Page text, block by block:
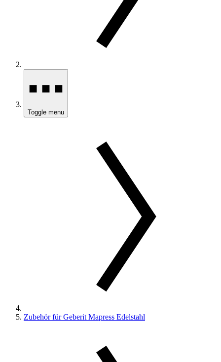
Toggle menu
Zubehör für Geberit Mapress Edelstahl